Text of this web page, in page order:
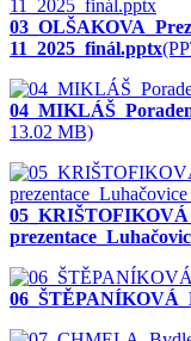
11_2025_finál.pptx
13.02 MB)